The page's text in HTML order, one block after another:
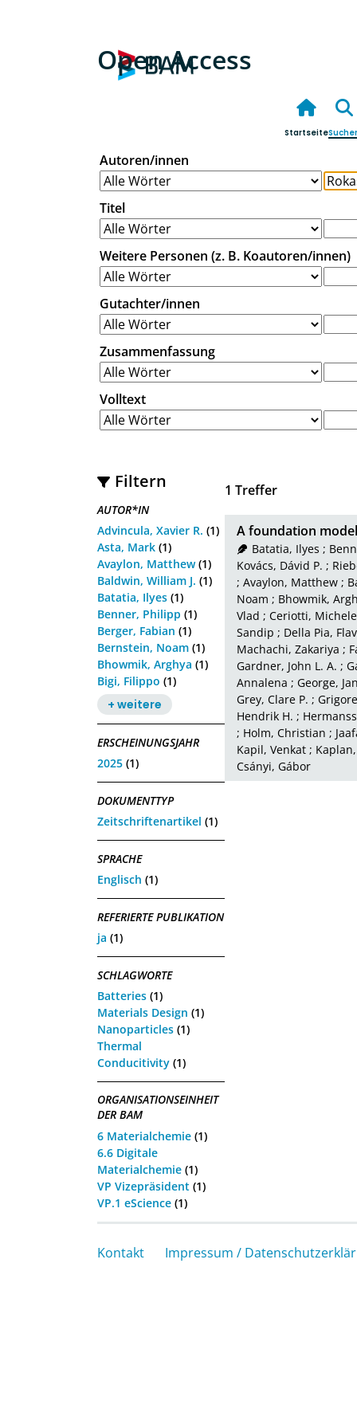
Open Access
Startseite
Autoren/innen
Titel
Weitere Personen (z. B. Koautoren/innen)
Gutachter/innen
Zusammenfassung
Volltext
Filtern
AUTOR*IN
Advincula, Xavier R. (1)
Asta, Mark (1)
Avaylon, Matthew(1)
Baldwin, William J. (1)
Batatia, Ilyes (1)
Benner, Philipp (1)
Berger, Fabian (1)
Bernstein, Noam (1)
Bhowmik, Arghya (1)
Bigi, Filippo (1)
+ weitere
ERSCHEINUNGSJAHR
2025 (1)
DOKUMENTTYP
Zeitschriftenartikel (1)
SPRACHE
Englisch (1)
REFERIERTE PUBLIKATION
ja (1)
SCHLAGWORTE
Batteries (1)
Materials Design (1)
Nanoparticles (1)
Thermal
Conducitivity (1)
ORGANISATIONSEINHEIT
DER BAM
6 Materialchemie (1)
6.6 Digitale
Materialchemie (1)
VP Vizepräsident (1)
VP.1 eScience (1)
1 Treffer
A foundation
Batatia, Ilyes ;
Kovács, Dávid P. ;
; Avaylon, Matthew ;
Noam ; Bhowmik,
Vlad ; Ceriotti, Michele
Sandip ; Della Pia,
Machachi, Zakariya ;
Gardner, John L. A. ;
Annalena ; George,
Grey, Clare P. ;
Hendrik H. ;
; Holm, Christian ;
Kapil, Venkat ;
Csányi, Gábor
Kontakt Impressum /